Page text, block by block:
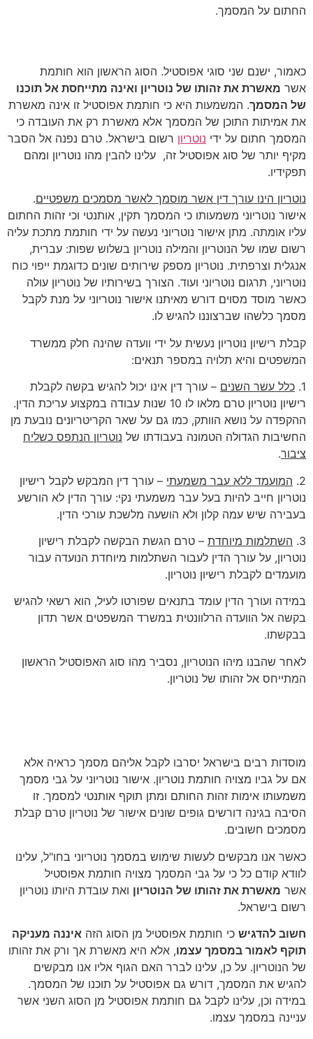
החתום על המסמך.
כאמור, ישנם שני סוגי אפוסטיל. הסוג הראשון הוא חותמת
אשר מאשרת את זהותו של נוטריון ואינה מתייחסת אל תוכנו
של המסמך. המשמעות היא כי חותמת אפוסטיל זו אינה מאשרת
את אמיתות התוכן של המסמך אלא מאשרת רק את העובדה כי
המסמך חתום על ידי נוטריון רשום בישראל. טרם נפנה אל הסבר
מקיף יותר של סוג אפוסטיל זה, עלינו להבין מהו נוטריון ומהם
תפקידיו.
נוטריון הינו עורך דין אשר מוסמך לאשר מסמכים משפטיים.
אישור נוטריוני משמעותו כי המסמך תקין, אותנטי וכי זהות החתום
עליו אומתה. מתן אישור נוטריוני נעשה על ידי חותמת מתכת עליה
רשום שמו של הנוטריון והמילה נוטריון בשלוש שפות: עברית,
אנגלית וצרפתית. נוטריון מספק שירותים שונים כדוגמת ייפוי כוח
נוטריוני, תרגום נוטריוני ועוד. הצורך בשירותיו של נוטריון עולה
כאשר מוסד מסוים דורש מאיתנו אישור נוטריוני על מנת לקבל
מסמך כלשהו שברצוננו להגיש לו.
קבלת רישיון נוטריון נעשית על ידי וועדה שהינה חלק ממשרד
המשפטים והיא תלויה במספר תנאים:
1. כלל עשר השנים – עורך דין אינו יכול להגיש בקשה לקבלת
רישיון נוטריון טרם מלאו לו 10 שנות עבודה במקצוע עריכת הדין.
ההקפדה על נושא הוותק, כמו גם על שאר הקריטריונים נובעת מן
החשיבות הגדולה הטמונה בעבודתו של נוטריון הנתפס כשליח
ציבור.
2. המועמד ללא עבר משמעתי – עורך דין המבקש לקבל רישיון
נוטריון חייב להיות בעל עבר משמעתי נקי: עורך הדין לא הורשע
בעבירה שיש עמה קלון ולא הושעה מלשכת עורכי הדין.
3. השתלמות מיוחדת – טרם הגשת הבקשה לקבלת רישיון
נוטריון, על עורך הדין לעבור השתלמות מיוחדת הנועדה עבור
מועמדים לקבלת רישיון נוטריון.
במידה ועורך הדין עומד בתנאים שפורטו לעיל, הוא רשאי להגיש
בקשה אל הוועדה הרלוונטית במשרד המשפטים אשר תדון
בבקשתו.
לאחר שהבנו מיהו הנוטריון, נסביר מהו סוג האפוסטיל הראשון
המתייחס אל זהותו של נוטריון.
מוסדות רבים בישראל יסרבו לקבל אליהם מסמך כראיה אלא
אם על גביו מצויה חותמת נוטריון. אישור נוטריוני על גבי מסמך
משמעותו אימות זהות החותם ומתן תוקף אותנטי למסמך. זו
הסיבה בגינה דורשים גופים שונים אישור של נוטריון טרם קבלת
מסמכים חשובים.
כאשר אנו מבקשים לעשות שימוש במסמך נוטריוני בחו"ל, עלינו
לוודא קודם כל כי על גבי המסמך מצויה חותמת אפוסטיל
אשר מאשרת את זהותו של הנוטריון ואת עובדת היותו נוטריון
רשום בישראל.
חשוב להדגיש כי חותמת אפוסטיל מן הסוג הזה איננה מעניקה
תוקף לאמור במסמך עצמו, אלא היא מאשרת אך ורק את זהותו
של הנוטריון. על כן, עלינו לברר האם הגוף אליו אנו מבקשים
להגיש את המסמך, דורש גם אפוסטיל על תוכנו של המסמך.
במידה וכן, עלינו לקבל גם חותמת אפוסטיל מן הסוג השני אשר
עניינה במסמך עצמו.